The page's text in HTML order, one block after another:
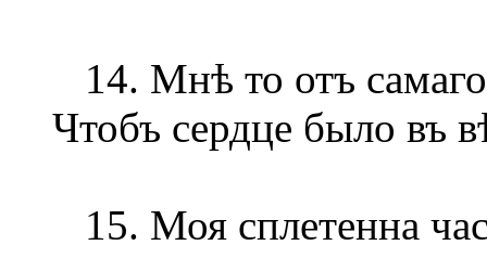
14. Мнѣ то отъ
Чтобъ сердце было въ
15. Моя сплетенна